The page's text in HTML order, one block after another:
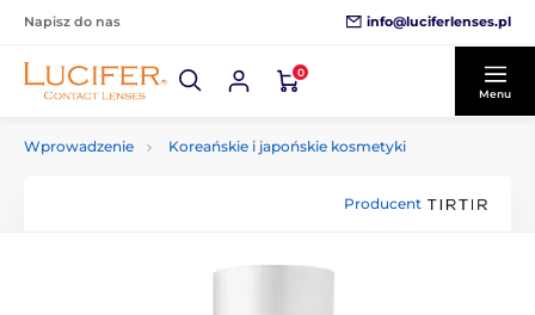
Napisz do nas info@luciferlenses.pl
0
Menu
Wprowadzenie Koreańskie i japońskie kosmetyki
Producent